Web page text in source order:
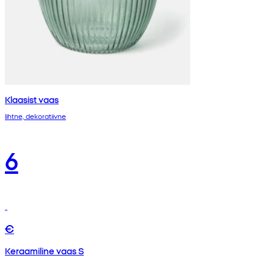
Klaasist vaas
lihtne, dekoratiivne
6
€
Keraamiline vaas S